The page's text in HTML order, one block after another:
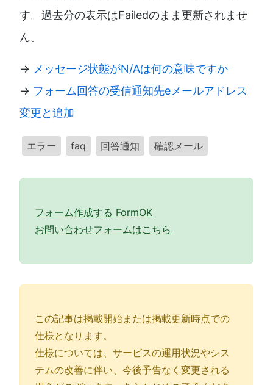
す。過去分の表示はFailedのまま更新されませ
ん。
→ メッセージ状態がN/Aは何の意味ですか
→ フォーム回答の受信通知先eメールアドレス
変更と追加
エラー faq 回答通知 確認メール
フォーム作成する FormOK
お問い合わせフォームはこちら
この記事は掲載開始または掲載更新時点での
仕様となります。
仕様については、サービスの運用状況やシス
テムの改善に伴い、今後予告なく変更される